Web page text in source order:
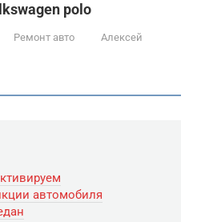
polo
Ремонт авто
Алексей
автомобиля